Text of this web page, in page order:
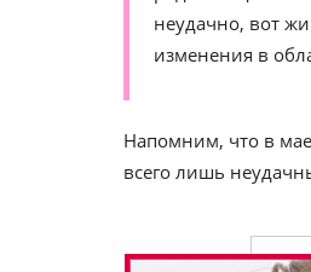
неудачно, вот
изменения в
Напомним, что в мае
всего лишь